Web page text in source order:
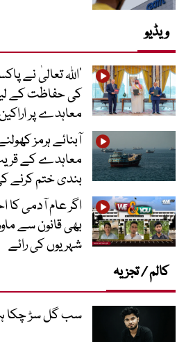
ویڈیو
’اللہ تعالیٰ نے
کی حفاظت کے
معاہدے پر
آبنائے ہرمز
معاہدے کے
بندی ختم
اگر عام آدمی کا
بھی قانون سے
شہریوں کی رائے
کالم / تجزیہ
سب گل سڑ چکا